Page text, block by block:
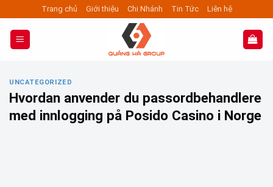
to
content
Trang chủ Giới thiệu Chi Nhánh Tin Tức Liên hệ
UNCATEGORIZED
Hvordan anvender du passordbehandlere
med innlogging på Posido Casino i Norge